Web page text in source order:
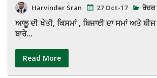
Harvinder Sran 27 Oct-17 ਰੋਚਕ
ਆਲੂ ਦੀ ਖੇਤੀ, ਕਿਸਮਾਂ , ਬਿਜਾਈ ਦਾ ਸਮਾਂ ਅਤੇ
ਬਾਰੇ...
Read More